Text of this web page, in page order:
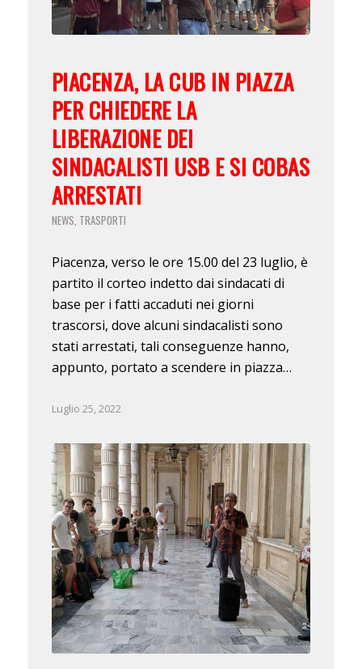
PIACENZA, LA CUB IN PIAZZA
PER CHIEDERE LA
LIBERAZIONE DEI
SINDACALISTI USB E SI COBAS
ARRESTATI
NEWS, TRASPORTI
Piacenza, verso le ore 15.00 del 23 luglio, è
partito il corteo indetto dai sindacati di
base per i fatti accaduti nei giorni
trascorsi, dove alcuni sindacalisti sono
stati arrestati, tali conseguenze hanno,
appunto, portato a scendere in piazza…
Luglio 25, 2022